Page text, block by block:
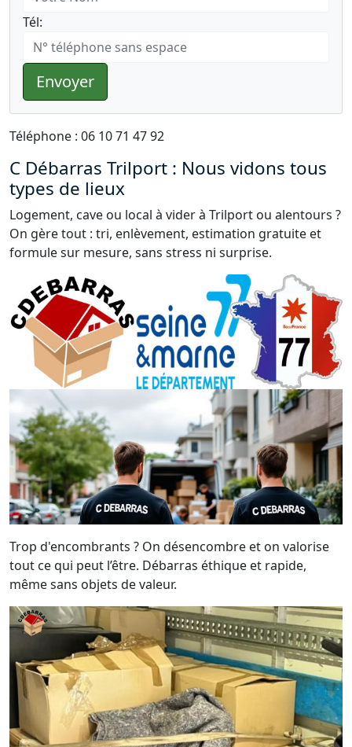
Tél:
Envoyer
Téléphone : 06 10 71 47 92
C Débarras Trilport : Nous vidons tous
types de lieux
Logement, cave ou local à vider à Trilport ou alentours ?
On gère tout : tri, enlèvement, estimation gratuite et
formule sur mesure, sans stress ni surprise.
Trop d'encombrants ? On désencombre et on valorise
tout ce qui peut l’être. Débarras éthique et rapide,
même sans objets de valeur.